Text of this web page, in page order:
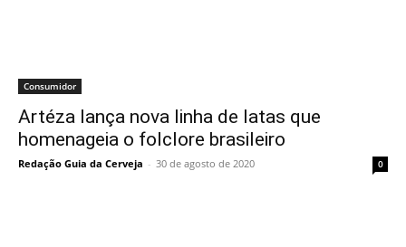
Consumidor
Artéza lança nova linha de latas que
homenageia o folclore brasileiro
Redação Guia da Cerveja - 30 de agosto de 2020 0